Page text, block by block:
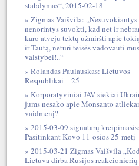
stabdymas“, 2015-02-18
Zigmas Vaišvila: „Nesuvokiantys
nenorintys suvokti, kad net ir
karo atveju tektų užmiršti apie
ir Tautą, neturi teisės vadovauti
valstybei!..“
Rolandas Paulauskas: Lietuvos
Respublikai – 25
Korporatyviniai JAV siekiai
jums nesako apie Monsanto
vaidmenį?
2015-03-09 signatarų kreipimasis:
Pasitinkant Kovo 11-osios 25-metį
2015-03-21 Zigmas Vaišvila
Lietuva dirba Rusijos reakcionierių